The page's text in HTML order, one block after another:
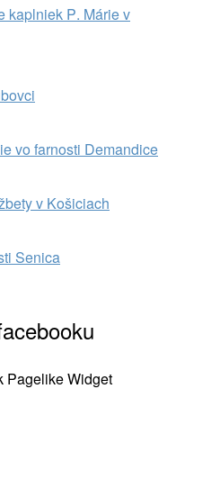
kaplniek P. Márie v
vo farnosti Demandice
v Košiciach
Senica